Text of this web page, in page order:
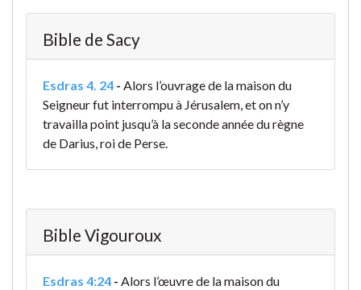
Bible de Sacy
Esdras 4. 24 - Alors l’ouvrage de la maison du
Seigneur fut interrompu à Jérusalem, et on n’y
travailla point jusqu’à la seconde année du règne
de Darius, roi de Perse.
Bible Vigouroux
Esdras 4:24 - Alors l’œuvre de la maison du